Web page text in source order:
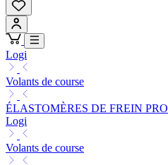
Logi
Volants de course
ÉLASTOMÈRES DE FREIN PRO
Logi
Volants de course